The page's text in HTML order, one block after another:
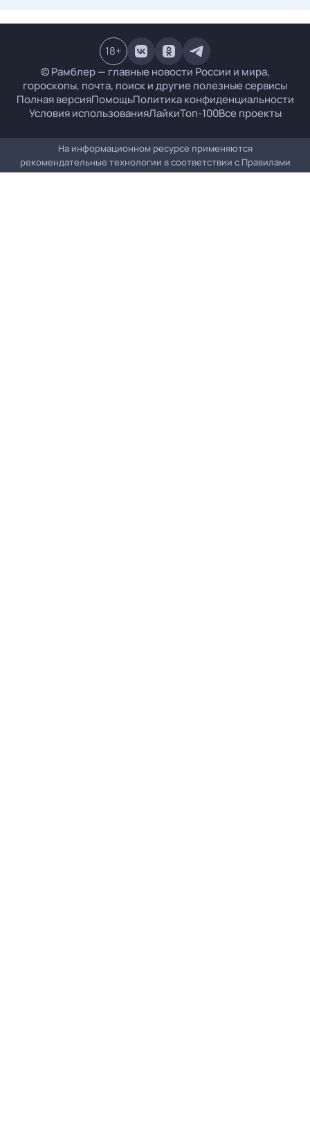
© Рамблер — главные новости России и мира,
гороскопы, почта, поиск и другие полезные сервисы
Полная версияПомощьПолитика конфиденциальности
Условия использованияЛайкиТоп-100Все проекты
18+
На информационном ресурсе применяются
рекомендательные технологии в соответствии с Правилами